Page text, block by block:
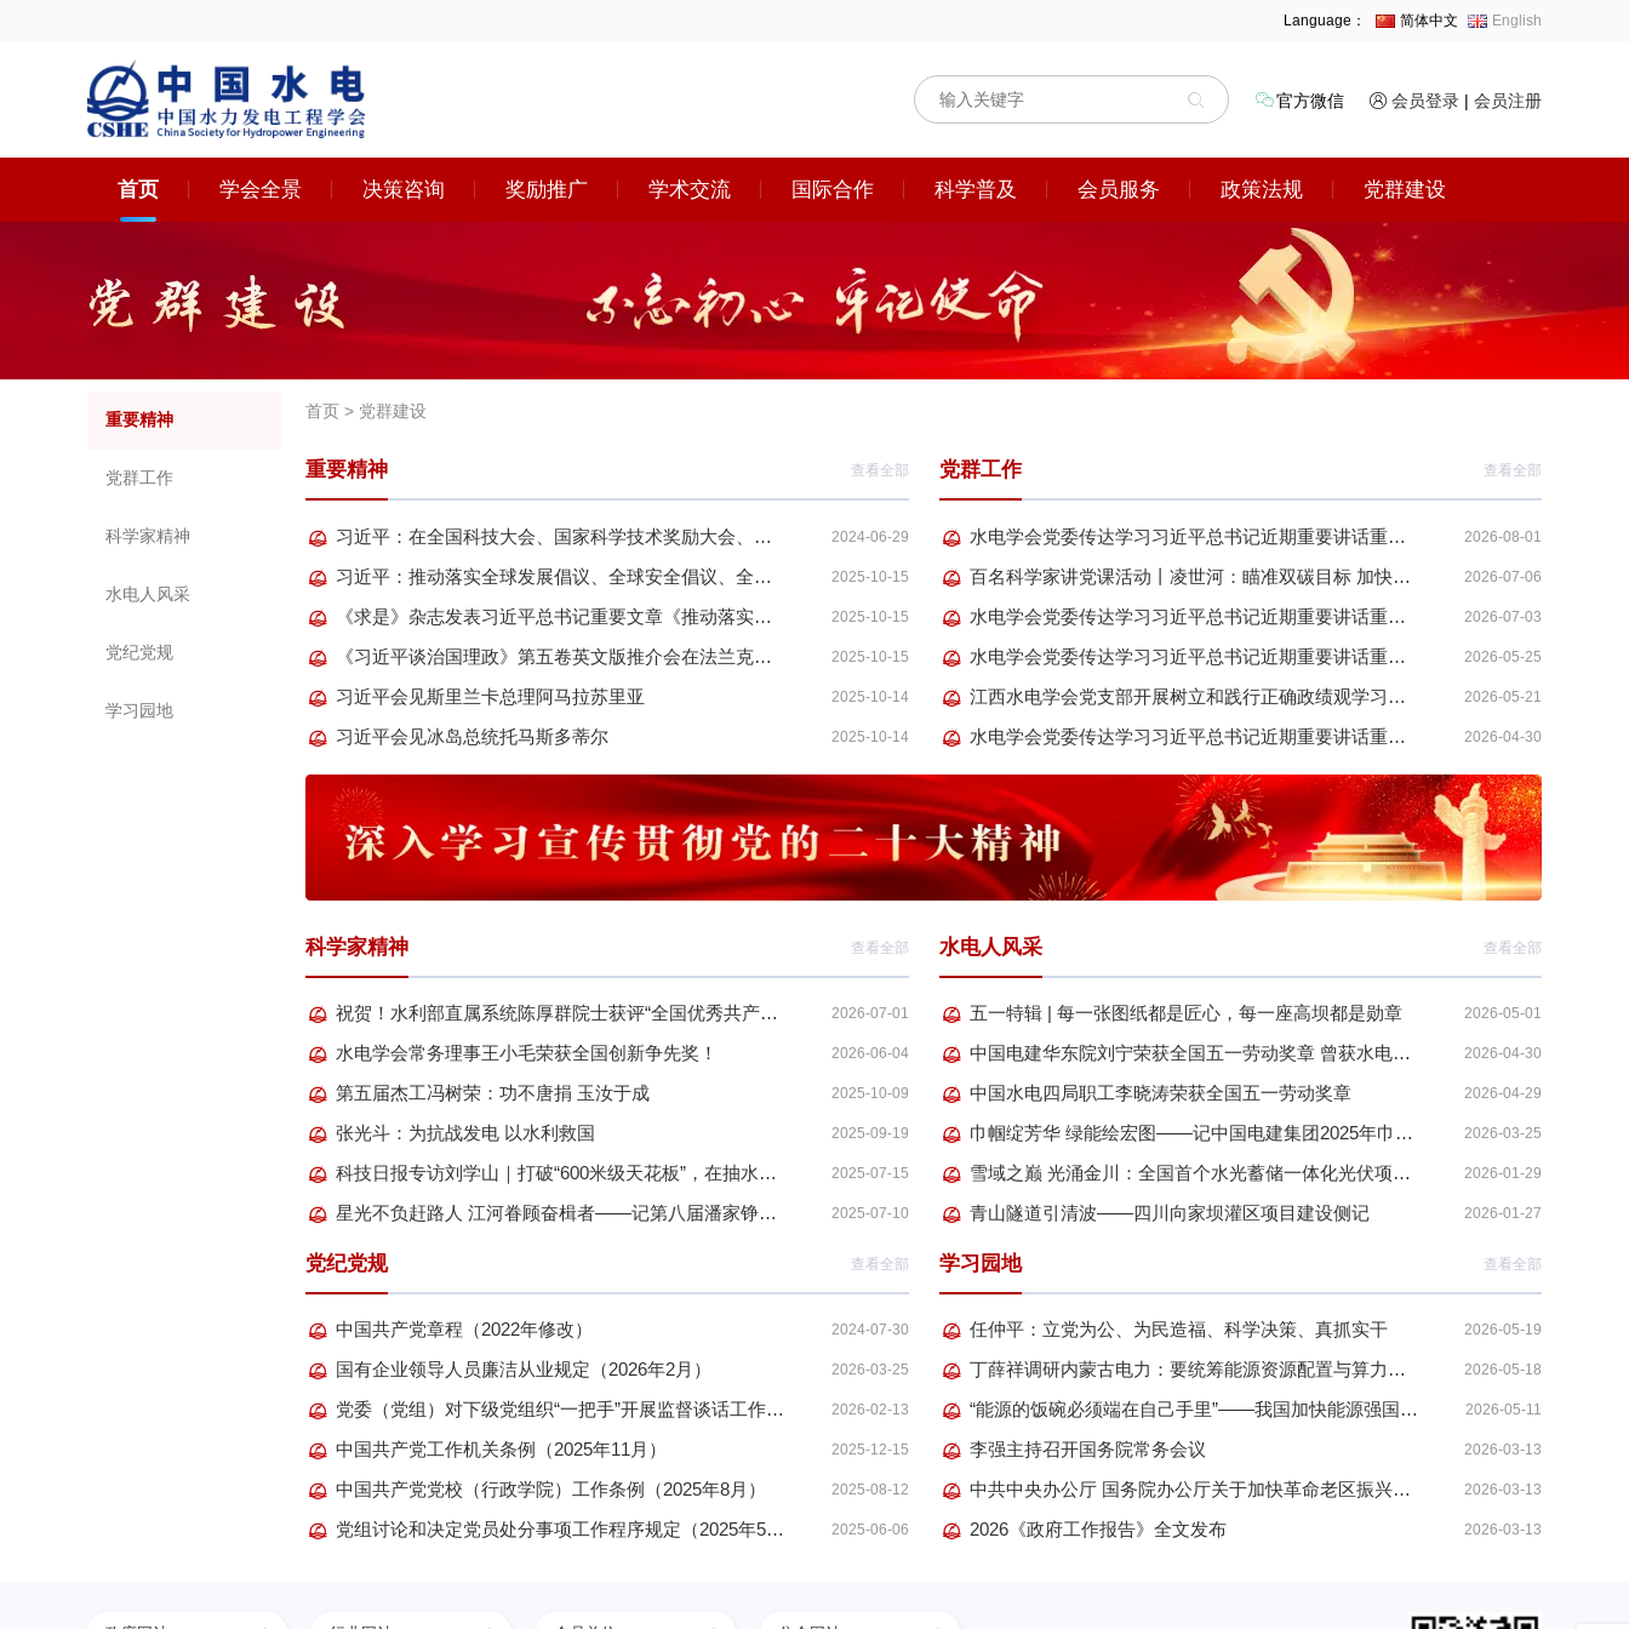
Language： 简体中文 English
官方微信 会员登录 | 会员注册
首页 学会全景 决策咨询 奖励推广 学术交流 国际合作 科学普及 会员服务 政策法规 党群建设
重要精神
党群工作
科学家精神
水电人风采
党纪党规
学习园地
首页 党群建设
重要精神 查看全部
习近平：在全国科技大会、国家科学技术奖励大会、两院院士大会上的讲话 2024-06-29
习近平：推动落实全球发展倡议、全球安全倡议、全球文明倡议、全球治理倡议 2025-10-15
《求是》杂志发表习近平总书记重要文章《推动落实全球发展倡议、全球安全倡议、全球文明倡议、全球治理倡议》 2025-10-15
《习近平谈治国理政》第五卷英文版推介会在法兰克福举行 2025-10-15
习近平会见斯里兰卡总理阿马拉苏里亚 2025-10-14
习近平会见冰岛总统托马斯多蒂尔 2025-10-14
党群工作 查看全部
水电学会党委传达学习习近平总书记近期重要讲话重要指示精神 2026-08-01
百名科学家讲党课活动丨凌世河：瞄准双碳目标 加快发展可再生能源 以能源高质量发展助推中国式现代化建设 2026-07-06
水电学会党委传达学习习近平总书记近期重要讲话重要指示精神 2026-07-03
水电学会党委传达学习习近平总书记近期重要讲话重要指示精神 2026-05-25
江西水电学会党支部开展树立和践行正确政绩观学习教育专题党课活动 2026-05-21
水电学会党委传达学习习近平总书记近期重要讲话重要指示精神 2026-04-30
科学家精神 查看全部
祝贺！水利部直属系统陈厚群院士获评“全国优秀共产党员”称号 2026-07-01
水电学会常务理事王小毛荣获全国创新争先奖！ 2026-06-04
第五届杰工冯树荣：功不唐捐 玉汝于成 2025-10-09
张光斗：为抗战发电 以水利救国 2025-09-19
科技日报专访刘学山｜打破“600米级天花板”，在抽水蓄能领域争上游 2025-07-15
星光不负赶路人 江河眷顾奋楫者——记第八届潘家铮奖获得者、水电水利规划设计总院院长李昇 2025-07-10
水电人风采 查看全部
五一特辑 | 每一张图纸都是匠心，每一座高坝都是勋章 2026-05-01
中国电建华东院刘宁荣获全国五一劳动奖章 曾获水电学会“水电英才奖” 2026-04-30
中国水电四局职工李晓涛荣获全国五一劳动奖章 2026-04-29
巾帼绽芳华 绿能绘宏图——记中国电建集团2025年巾帼标兵、水电总院首席技术专家谢宏文 2026-03-25
雪域之巅 光涌金川：全国首个水光蓄储一体化光伏项目并网发电记 2026-01-29
青山隧道引清波——四川向家坝灌区项目建设侧记 2026-01-27
党纪党规 查看全部
中国共产党章程（2022年修改） 2024-07-30
国有企业领导人员廉洁从业规定（2026年2月） 2026-03-25
党委（党组）对下级党组织“一把手”开展监督谈话工作办法（2026年1月） 2026-02-13
中国共产党工作机关条例（2025年11月） 2025-12-15
中国共产党党校（行政学院）工作条例（2025年8月） 2025-08-12
党组讨论和决定党员处分事项工作程序规定（2025年5月） 2025-06-06
学习园地 查看全部
任仲平：立党为公、为民造福、科学决策、真抓实干 2026-05-19
丁薛祥调研内蒙古电力：要统筹能源资源配置与算力设施建设，做到以电强算、以算促电 2026-05-18
“能源的饭碗必须端在自己手里”——我国加快能源强国建设筑牢安全发展根基 2026-05-11
李强主持召开国务院常务会议 2026-03-13
中共中央办公厅 国务院办公厅关于加快革命老区振兴发展的意见 2026-03-13
2026《政府工作报告》全文发布 2026-03-13